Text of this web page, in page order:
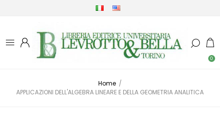
0
Home /
APPLICAZIONI DELL'ALGEBRA LINEARE E DELLA GEOMETRIA ANALITICA